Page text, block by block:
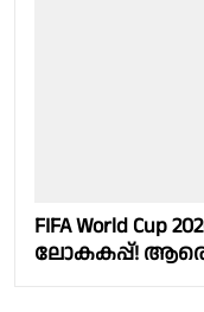
FIFA World Cup
ലോകകപ്പ്!